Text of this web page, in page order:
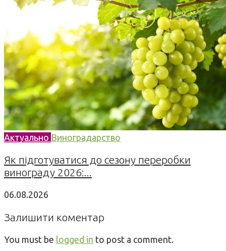
Актуально Виноградарство
Як підготуватися до сезону переробки
винограду 2026:...
06.08.2026
Залишити коментар
You must be logged in to post a comment.